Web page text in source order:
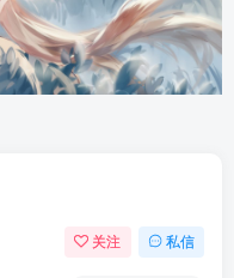
关注 私信